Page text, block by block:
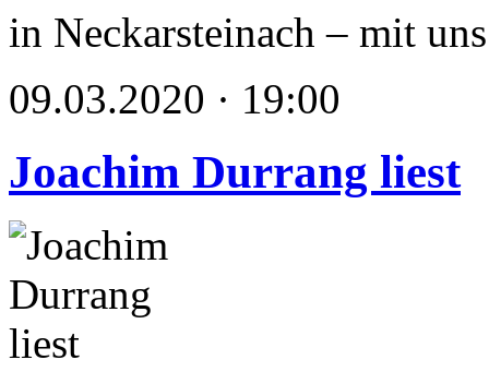
in Neckarsteinach – mit
09.03.2020 · 19:00
Joachim Durrang liest